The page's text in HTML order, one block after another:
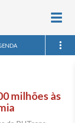
milhões às